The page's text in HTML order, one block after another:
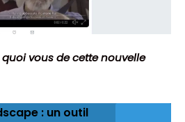
vous de cette nouvelle
: un outil